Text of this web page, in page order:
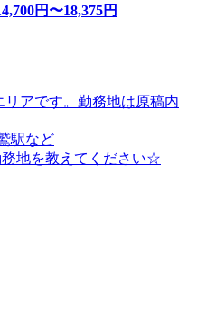
円〜18,375円
アです。勤務地は原稿内
駅など
地を教えてください☆